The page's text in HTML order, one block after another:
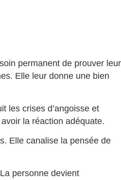
permanent de prouver leur
Elle leur donne une bien
les crises d’angoisse et
la réaction adéquate.
Elle canalise la pensée de
personne devient